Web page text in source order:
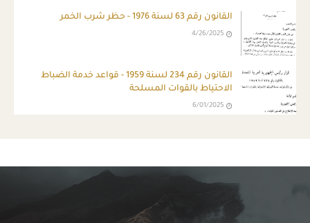
القانون رقم 63 لسنة 1976 - حظر شرب الخمر
4/26/2025
القانون رقم 234 لسنة 1959 - قواعد خدمة الضباط
الاحتياط بالقوات المسلحة
6/01/2025